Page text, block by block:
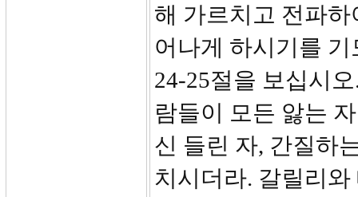
해 가르치고 전파
어나게 하시기를
24-25절을 보십시
람들이 모든 앓는
신 들린 자, 간질하
치시더라. 갈릴리